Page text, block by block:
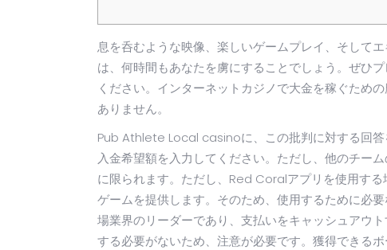
息を呑むような映像、楽しいゲームプレイ、そして
は、何時間もあなたを虜にすることでしょう。ぜひ
ください。インターネットカジノで大金を稼ぐため
ありません。
Pub Athlete Local casinoに、この批判に対する回
入金希望額を入力してください。ただし、他のチー
に限られます。ただし、Red Coralアプリを使用す
ゲームを提供します。そのため、使用するために必
場業界のリーダーであり、支払いをキャッシュアウ
する必要がないため、注意が必要です。獲得できる